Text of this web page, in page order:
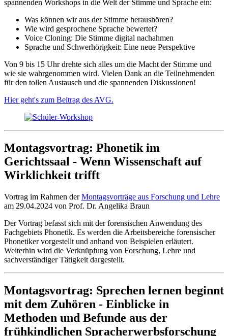
spannenden Workshops in die Welt der Stimme und Sprache ein:
Was können wir aus der Stimme heraushören?
Wie wird gesprochene Sprache bewertet?
Voice Cloning: Die Stimme digital nachahmen
Sprache und Schwerhörigkeit: Eine neue Perspektive
Von 9 bis 15 Uhr drehte sich alles um die Macht der Stimme und
wie sie wahrgenommen wird. Vielen Dank an die Teilnehmenden
für den tollen Austausch und die spannenden Diskussionen!
Hier geht's zum Beitrag des AVG.
Montagsvortrag: Phonetik im
Gerichtssaal - Wenn Wissenschaft auf
Wirklichkeit trifft
Vortrag im Rahmen derMontagsvorträge aus Forschung und Lehre
am 29.04.2024 von Prof. Dr. Angelika Braun
Der Vortrag befasst sich mit der forensischen Anwendung des
Fachgebiets Phonetik. Es werden die Arbeitsbereiche forensischer
Phonetiker vorgestellt und anhand von Beispielen erläutert.
Weiterhin wird die Verknüpfung von Forschung, Lehre und
sachverständiger Tätigkeit dargestellt.
Montagsvortrag: Sprechen lernen beginnt
mit dem Zuhören - Einblicke in
Methoden und Befunde aus der
frühkindlichen Spracherwerbsforschung